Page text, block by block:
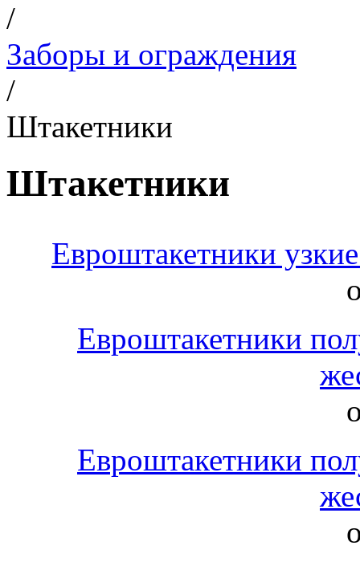
/
Заборы и ограждения
/
Штакетники
Штакетники
Евроштакетники
Евроштакетники
Евроштакетники